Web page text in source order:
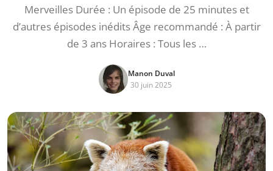
Merveilles Durée : Un épisode de 25 minutes et
d’autres épisodes inédits Âge recommandé : À partir
de 3 ans Horaires : Tous les …
Manon Duval
30 juin 2025